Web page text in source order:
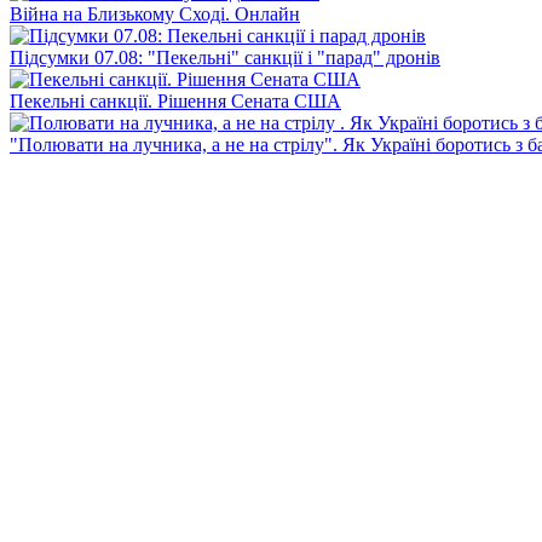
Війна на Близькому Сході. Онлайн
Підсумки 07.08: "Пекельні" санкції і "парад" дронів
Пекельні санкції. Рішення Сената США
"Полювати на лучника, а не на стрілу". Як Україні боротись з